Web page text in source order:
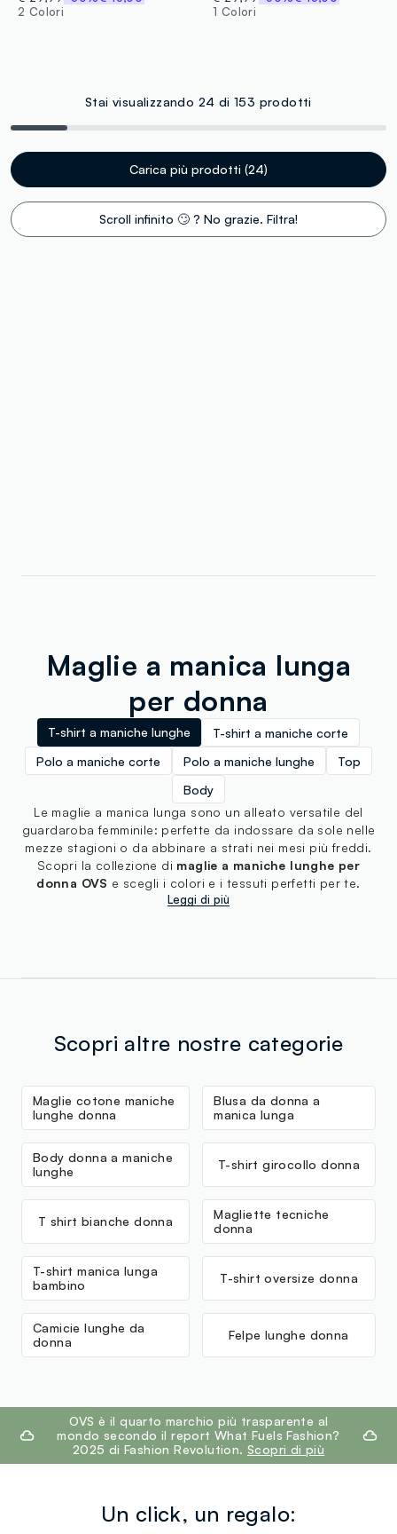
2 Colori
1 Colori
Stai visualizzando 24 di 153 prodotti
Carica più prodotti (24)
Scroll infinito 🙄 ? No grazie. Filtra!
Maglie a manica lunga
per donna
T-shirt a maniche lunghe
T-shirt a maniche corte
Polo a maniche corte
Polo a maniche lunghe
Top
Body
Le maglie a manica lunga sono un alleato versatile del
guardaroba femminile: perfette da indossare da sole nelle
mezze stagioni o da abbinare a strati nei mesi più freddi.
Scopri la collezione di maglie a maniche lunghe per
donna OVS e scegli i colori e i tessuti perfetti per te.
Leggi di più
Scopri altre nostre categorie
Maglie cotone maniche
lunghe donna
Blusa da donna a
manica lunga
Body donna a maniche
lunghe
T-shirt girocollo donna
T shirt bianche donna
Magliette tecniche
donna
T-shirt manica lunga
bambino
T-shirt oversize donna
Camicie lunghe da
donna
Felpe lunghe donna
footer.ariatitleOVS è il quarto marchio più trasparente al
mondo secondo il report What Fuels Fashion?
2025 di Fashion Revolution. Scopri di più
Un click, un regalo: